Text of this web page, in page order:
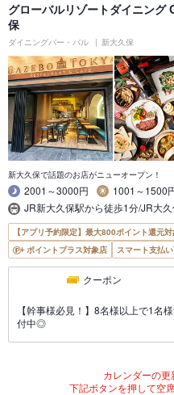
グローバルリゾートダイニン
保
ダイニングバー・バル 新大久保
新大久保で話題のお店がニューオープン！
2001～3000円
1001～1500
JR新大久保駅から徒歩1分/JR大
【アプリ予約限定】最大800ポイント還元
ポイントプラス対象店
スマート支払
クーポン
【幹事様必見！】8名様以上で1名
付中◎
カレンダーの更
下記ボタンを押して空